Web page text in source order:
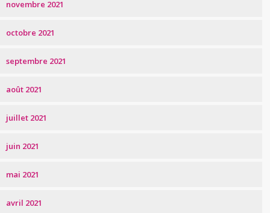
novembre 2021
octobre 2021
septembre 2021
août 2021
juillet 2021
juin 2021
mai 2021
avril 2021